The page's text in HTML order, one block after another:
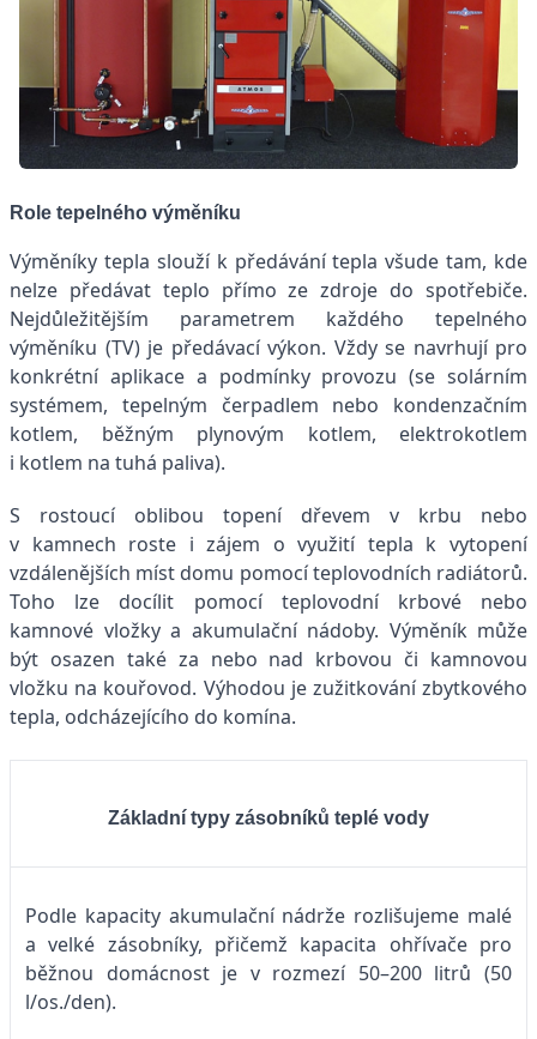
Role tepelného výměníku
Výměníky tepla slouží k předávání tepla všude tam, kde
nelze předávat teplo přímo ze zdroje do spotřebiče.
Nejdůležitějším parametrem každého tepelného
výměníku (TV) je předávací výkon. Vždy se navrhují pro
konkrétní aplikace a podmínky provozu (se solárním
systémem, tepelným čerpadlem nebo kondenzačním
kotlem, běžným plynovým kotlem, elektrokotlem
i kotlem na tuhá paliva).
S rostoucí oblibou topení dřevem v krbu nebo
v kamnech roste i zájem o využití tepla k vytopení
vzdálenějších míst domu pomocí teplovodních radiátorů.
Toho lze docílit pomocí teplovodní krbové nebo
kamnové vložky a akumulační nádoby. Výměník může
být osazen také za nebo nad krbovou či kamnovou
vložku na kouřovod. Výhodou je zužitkování zbytkového
tepla, odcházejícího do komína.
Základní typy zásobníků teplé vody
Podle kapacity akumulační nádrže rozlišujeme malé
a velké zásobníky, přičemž kapacita ohřívače pro
běžnou domácnost je v rozmezí 50–200 litrů (50
l/os./den).